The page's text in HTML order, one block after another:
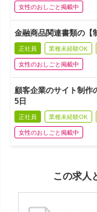
女性のおしごと掲載中
金融商品関連書類の【
正社員 業種未経験OK
女性のおしごと掲載中
顧客企業のサイト制
5日
正社員 業種未経験OK
女性のおしごと掲載中
この求人